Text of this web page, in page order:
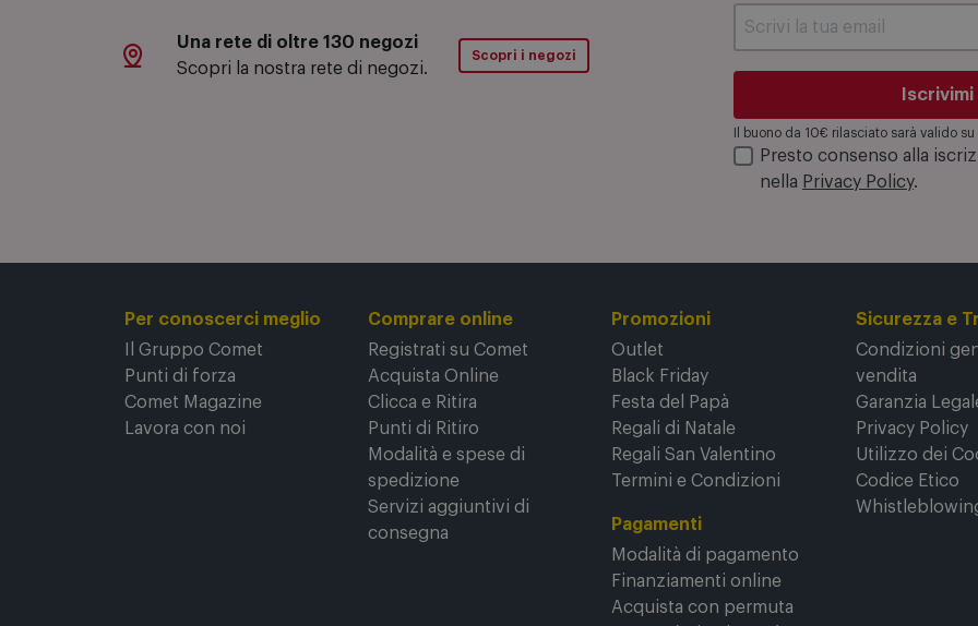
Una rete di oltre 130 negozi
Scopri la nostra rete di negozi.
Scopri i negozi
Iscrivimi
Il buono da 10€ rilasciato sarà valido
Presto consenso alla
nella Privacy Policy.
Per conoscerci meglio
Il Gruppo Comet
Punti di forza
Comet Magazine
Lavora con noi
Comprare online
Registrati su Comet
Acquista Online
Clicca e Ritira
Punti di Ritiro
Modalità e spese di
spedizione
Servizi aggiuntivi di
consegna
Promozioni
Outlet
Black Friday
Festa del Papà
Regali di Natale
Regali San Valentino
Termini e Condizioni
Pagamenti
Modalità di pagamento
Finanziamenti online
Acquista con permuta
Sicurezza e
Condizioni
vendita
Garanzia
Privacy Policy
Utilizzo dei
Codice Etico